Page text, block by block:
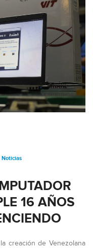
Noticias
16 AÑOS
creación de Venezolana